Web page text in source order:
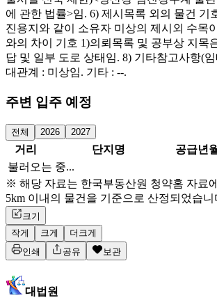
에 관한 법률>임. 6) 제시목록 외의 물건 기
진용지와 같이 소유자 미상의 제시외 수목
와의 차이 기호 1)의뢰목록 및 공부상 지목
답 및 일부 도로 상태임. 8) 기타참고사항(
대관계 : 미상임. 기타 : --.
주변 입주 예정
전체 2026 2027
거리 단지명 공급년월
불러오는 중...
※ 해당 자료는 한국부동산원 청약홈 자료
5km 이내의 물건을 기준으로 산정되었습니
크기
작게
크게
더크게
인쇄
공유 보관
대법원